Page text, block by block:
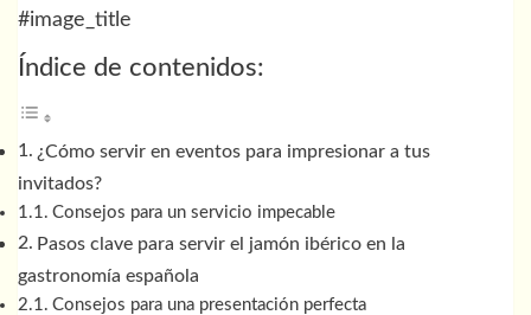
#image_title
Índice de contenidos:
¿Cómo servir en eventos para impresionar a tus
invitados?
Consejos para un servicio impecable
Pasos clave para servir el jamón ibérico en la
gastronomía española
Consejos para una presentación perfecta